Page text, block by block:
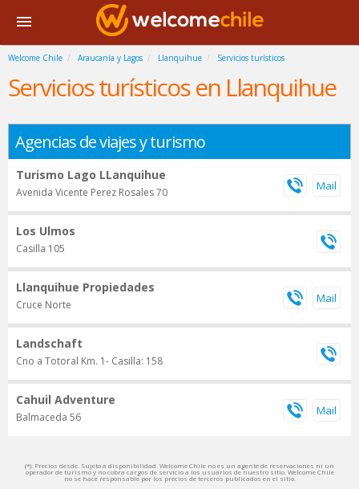
Welcome Chile Araucanía y Lagos Llanquihue Servicios turísticos
Servicios turísticos en Llanquihue
Agencias de viajes y turismo
Turismo Lago LLanquihue
Avenida Vicente Perez Rosales 70
Los Ulmos
Casilla 105
Llanquihue Propiedades
Cruce Norte
Landschaft
Cno a Totoral Km. 1- Casilla: 158
Cahuil Adventure
Balmaceda 56
(*): Precios desde. Sujeto a disponibilidad. Welcome Chile no es un agente de reservaciones ni un
operador de turismo y no cobra cargos de servicio a los usuarios de nuestro sitio. Welcome Chile
no se hace responsable por los precios de terceros publicados en el sitio.